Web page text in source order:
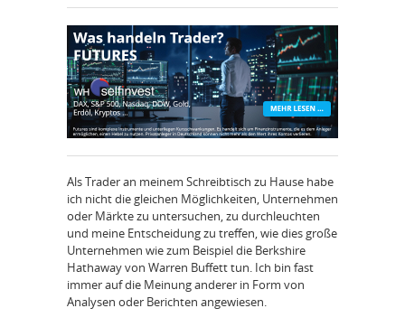
Als Trader an meinem Schreibtisch zu Hause habe
ich nicht die gleichen Möglichkeiten, Unternehmen
oder Märkte zu untersuchen, zu durchleuchten
und meine Entscheidung zu treffen, wie dies große
Unternehmen wie zum Beispiel die Berkshire
Hathaway von Warren Buffett tun. Ich bin fast
immer auf die Meinung anderer in Form von
Analysen oder Berichten angewiesen.